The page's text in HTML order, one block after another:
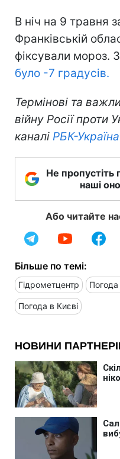
В ніч на 9 травня
Франківській
фіксували мороз.
було -7 градусів.
Термінові та
війну Росії проти
каналі РБК-
Не пропустіть
наші
Або читайте
Більше по темі:
Гідрометцентр Погода
Погода в Києві